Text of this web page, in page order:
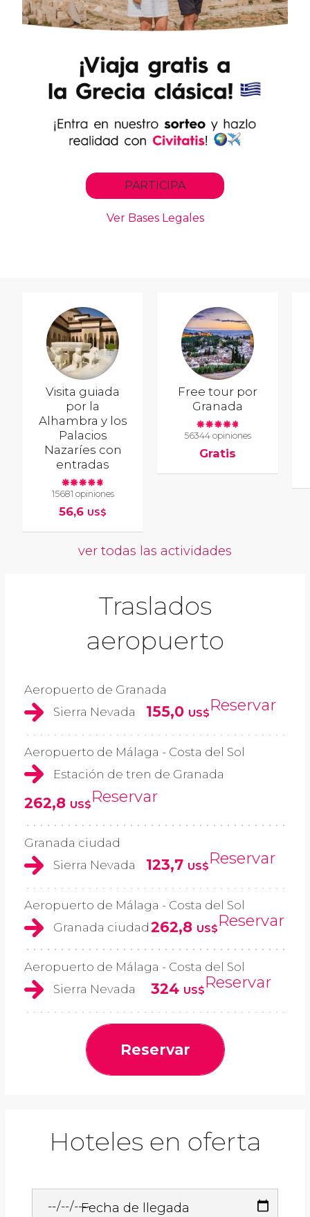
Visita guiada
por la
Alhambra y los
Palacios
Nazaríes con
entradas
15681 opiniones
56,6 US$
Free tour por
Granada
56344 opiniones
Gratis
ver todas las actividades
Traslados
aeropuerto
Aeropuerto de Granada
Sierra Nevada
155,0 US$Reservar
Aeropuerto de Málaga - Costa del Sol
Estación de tren de Granada
262,8 US$Reservar
Granada ciudad
Sierra Nevada
123,7 US$Reservar
Aeropuerto de Málaga - Costa del Sol
Granada ciudad 262,8 US$Reservar
Aeropuerto de Málaga - Costa del Sol
Sierra Nevada
324 US$Reservar
Reservar
Hoteles en oferta
Fecha de llegada